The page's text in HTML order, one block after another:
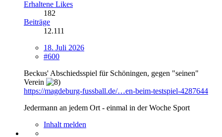
Erhaltene Likes
182
Beiträge
12.111
18. Juli 2026
#600
Beckus' Abschiedsspiel für Schöningen, gegen "seinen"
Verein
https://magdeburg-fussball.de/…en-beim-testspiel-4287644
Jedermann an jedem Ort - einmal in der Woche Sport
Inhalt melden